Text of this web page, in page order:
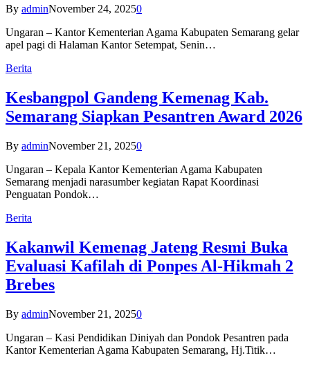
By adminNovember 24, 20250
Ungaran – Kantor Kementerian Agama Kabupaten Semarang gelar
apel pagi di Halaman Kantor Setempat, Senin…
Berita
Kesbangpol Gandeng Kemenag Kab.
Semarang Siapkan Pesantren Award 2026
By adminNovember 21, 20250
Ungaran – Kepala Kantor Kementerian Agama Kabupaten
Semarang menjadi narasumber kegiatan Rapat Koordinasi
Penguatan Pondok…
Berita
Kakanwil Kemenag Jateng Resmi Buka
Evaluasi Kafilah di Ponpes Al-Hikmah 2
Brebes
By adminNovember 21, 20250
Ungaran – Kasi Pendidikan Diniyah dan Pondok Pesantren pada
Kantor Kementerian Agama Kabupaten Semarang, Hj.Titik…